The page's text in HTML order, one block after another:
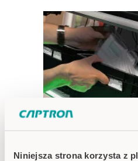
Niniejsza strona korzysta z